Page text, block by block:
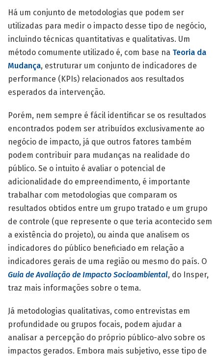
Há um conjunto de metodologias que podem ser
utilizadas para medir o impacto desse tipo de negócio,
incluindo técnicas quantitativas e qualitativas. Um
método comumente utilizado é, com base na Teoria da
Mudança, estruturar um conjunto de indicadores de
performance (KPIs) relacionados aos resultados
esperados da intervenção.
Porém, nem sempre é fácil identificar se os resultados
encontrados podem ser atribuídos exclusivamente ao
negócio de impacto, já que outros fatores também
podem contribuir para mudanças na realidade do
público. Se o intuito é avaliar o potencial de
adicionalidade do empreendimento, é importante
trabalhar com metodologias que comparam os
resultados obtidos entre um grupo tratado e um grupo
de controle (que represente o que teria acontecido sem
a existência do projeto), ou ainda que analisem os
indicadores do público beneficiado em relação a
indicadores gerais de uma região ou mesmo do país. O
Guia de Avaliação de Impacto Socioambiental, do Insper,
traz mais informações sobre o tema.
Já metodologias qualitativas, como entrevistas em
profundidade ou grupos focais, podem ajudar a
analisar a percepção do próprio público-alvo sobre os
impactos gerados. Embora mais subjetivo, esse tipo de